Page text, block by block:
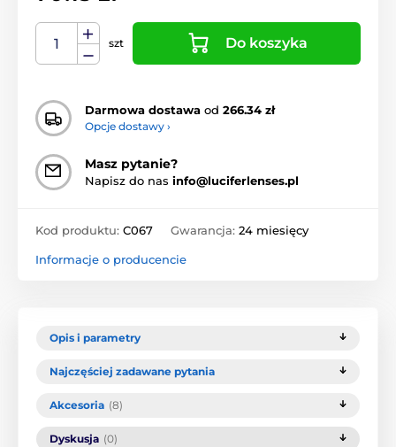
szt Do koszyka
Darmowa dostawa od 266.34 zł
Opcje dostawy ›
Masz pytanie?
Napisz do nas info@luciferlenses.pl
Kod produktu: C067 Gwarancja: 24 miesięcy
Informacje o producencie
Opis i parametry
Najczęściej zadawane pytania
Akcesoria (8)
Dyskusja (0)